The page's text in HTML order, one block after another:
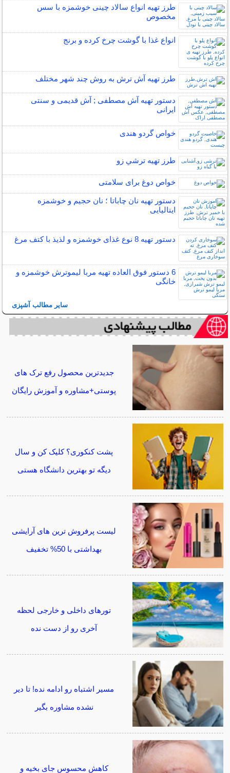
طرز تهیه انواع سالاد چینی خوشمزه با سس
مخصوص
انواع غذا با گوشت چرخ کرده و برنج
طرز تهیه آش ترش به روش چند شهر مختلف
دستور تهیه آش مصطفی ; آش قدیمی و سنتی
ایرانی
خواص گردو هندی
طرز تهیه ترشي زو
خواص دوغ برای سلامتی
دستور تهیه نان چاباتا ؛ نان حجیم و خوشمزه
ایتالیایی
دستور تهیه 8 نوع غذای خوشمزه و لذیذ با کتف مرغ
6 دستور فوق العاده تهیه مربا لیموترش خوشمزه و
خانگی
سایر مطالب آشپزی
جدیدترین محصول رفع ترک های
پوستی+مشاوره و آموزش رایگان
پشت کنکوری؟ کلیک کن و سال
دیگه تو بهترین دانشگاه هستی
لیست پرفروش ترین های آرایشی
بهداشتی با 50% تخفیف
تورهای داخلی و خارجی لحظه
آخری رو از دست نده
مسیر اشتباه رو ادامه نده! تا دیر
نشده مشاوره بگیر
کاهش محسوس جای بخیه و